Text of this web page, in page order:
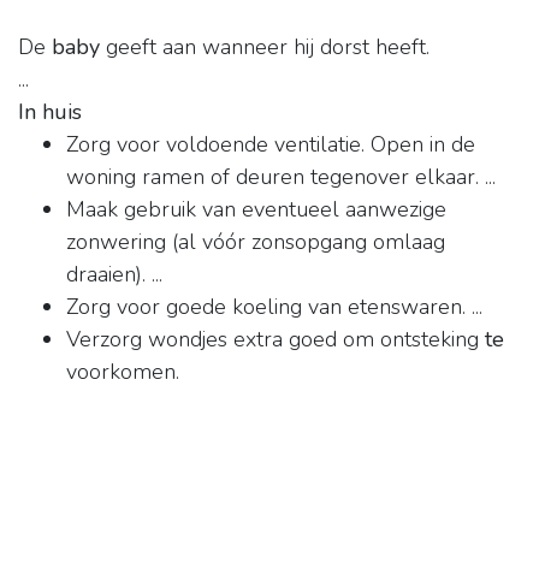
De baby geeft aan wanneer hij dorst heeft.
...
In huis
Zorg voor voldoende ventilatie. Open in de
woning ramen of deuren tegenover elkaar. ...
Maak gebruik van eventueel aanwezige
zonwering (al vóór zonsopgang omlaag
draaien). ...
Zorg voor goede koeling van etenswaren. ...
Verzorg wondjes extra goed om ontsteking te
voorkomen.